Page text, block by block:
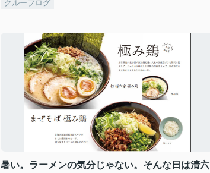
クルーブログ
暑い。ラーメンの気分じゃない。そんな日は清六